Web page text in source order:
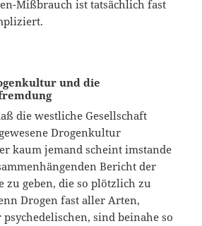
Mißbrauch ist tatsächlich fast
und die
die westliche Gesellschaft
Drogenkultur
kaum jemand scheint imstande
Bericht der
zu geben, die so plötzlich zu
Drogen fast aller Arten,
sind beinahe so